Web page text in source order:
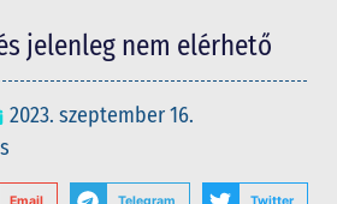
jelenleg nem elérhető
2023. szeptember 16.